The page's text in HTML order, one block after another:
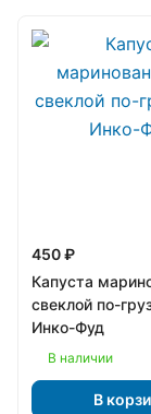
450 ₽
Капуста
свеклой по-
Инко-Фуд
В наличии
В